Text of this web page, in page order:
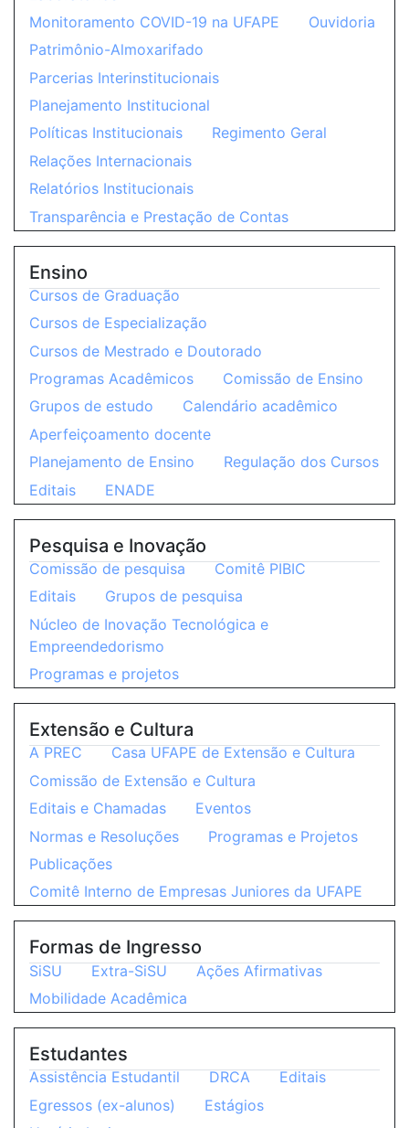
Monitoramento COVID-19 na UFAPE
Ouvidoria
Patrimônio-Almoxarifado
Parcerias Interinstitucionais
Planejamento Institucional
Políticas Institucionais
Regimento Geral
Relações Internacionais
Relatórios Institucionais
Transparência e Prestação de Contas
Ensino
Cursos de Graduação
Cursos de Especialização
Cursos de Mestrado e Doutorado
Programas Acadêmicos
Comissão de Ensino
Grupos de estudo
Calendário acadêmico
Aperfeiçoamento docente
Planejamento de Ensino
Regulação dos Cursos
Editais
ENADE
Pesquisa e Inovação
Comissão de pesquisa
Comitê PIBIC
Editais
Grupos de pesquisa
Núcleo de Inovação Tecnológica e
Empreendedorismo
Programas e projetos
Extensão e Cultura
A PREC
Casa UFAPE de Extensão e Cultura
Comissão de Extensão e Cultura
Editais e Chamadas
Eventos
Normas e Resoluções
Programas e Projetos
Publicações
Comitê Interno de Empresas Juniores da UFAPE
Formas de Ingresso
SiSU Extra-SiSU
Ações Afirmativas
Mobilidade Acadêmica
Estudantes
Assistência Estudantil DRCA
Editais
Egressos (ex-alunos)
Estágios